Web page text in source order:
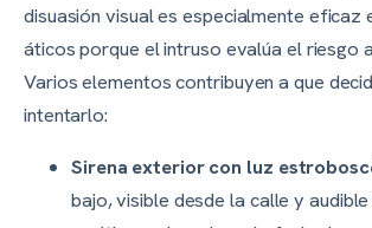
disuasión visual es especialmente eficaz
áticos porque el intruso evalúa el riesgo
Varios elementos contribuyen a que
intentarlo:
Sirena exterior con luz
bajo, visible desde la calle y audible